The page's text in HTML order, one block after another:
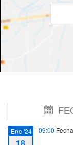
Ene '24 09:00